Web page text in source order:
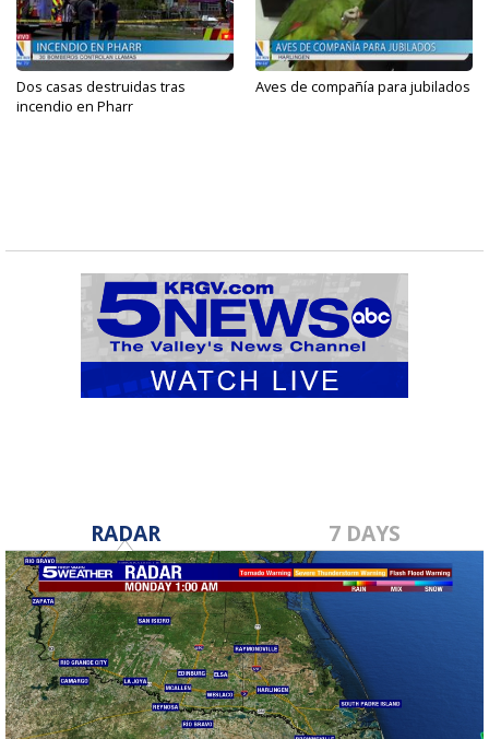
Dos casas destruidas tras
incendio en Pharr
Aves de compañía para jubilados
RADAR 7 DAYS